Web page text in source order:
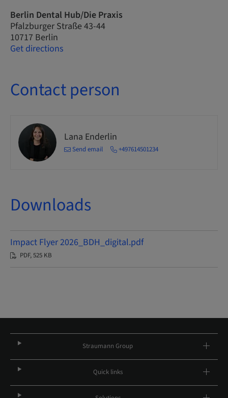
Berlin Dental Hub/Die Praxis
Pfalzburger Straße 43-44
10717 Berlin
Get directions
Contact person
Lana Enderlin
Send email +497614501234
Downloads
Impact Flyer 2026_BDH_digital.pdf
PDF, 525 KB
Straumann Group
Quick links